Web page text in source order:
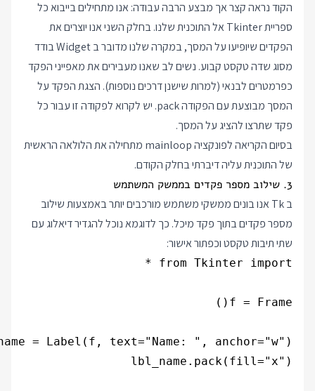
הקוד נראה קצר אך מבצע הרבה עבודה: אנו מתחילים בייבוא כל
ספריית Tkinter אל התוכנית שלנו. בחלק השני אנו יוצרים את
הפקדים שיופיעו על המסך, במקרה שלנו מדובר ב Widget בודד
מסוג שדה טקסט קבוע. נשים לב שאנו מעבירים את מאפייני הפקד
כפרמטרים לבנאי (למרות שישנן דרכים נוספות). הצגת הפקד על
המסך מבוצעת עם הפקודה pack. יש לקרוא לפקודה זו עבור כל
פקד שתרצו להציג על המסך.
בסיום הקריאה לפונקציה mainloop מתחילה את הלולאה הראשית
של התוכנית עליה דיברתי בחלק הקודם.
3. שילוב מספר פקדים בממשק המשתמש
ב Tk אנו בונים ממשקי משתמש מורכבים יותר באמצעות שילוב
מספר פקדים בתוך פקד מיכל. כך לדוגמא נוכל להגדיר דיאלוג עם
שתי תיבות טקסט וכפתור אישור: